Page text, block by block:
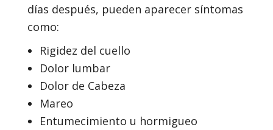
días después, pueden aparecer síntomas
como:
Rigidez del cuello
Dolor lumbar
Dolor de Cabeza
Mareo
Entumecimiento u hormigueo